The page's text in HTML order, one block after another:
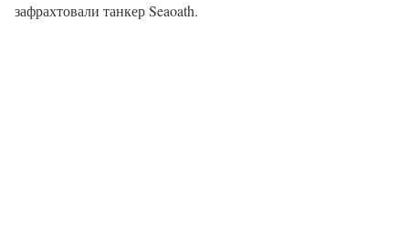
зафрахтовали танкер Seaoath.